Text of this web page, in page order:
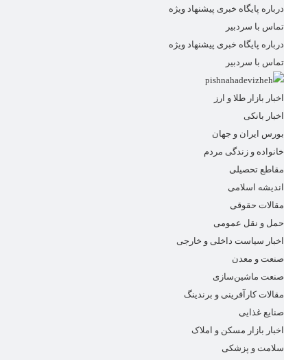
درباره پایگاه خبری پیشنهاد ویژه
تماس با سردبیر
درباره پایگاه خبری پیشنهاد ویژه
تماس با سردبیر
اخبار بازار طلا و ارز
اخبار بانکی
بورس ایران و جهان
خانواده و زندگی مردم
مقاطع تحصیلی
اندیشه اسلامی
مقالات حقوقی
حمل و نقل عمومی
اخبار سیاست داخلی و خارجی
صنعت و معدن
صنعت ماشین‌سازی
مقالات کارآفرینی و برندینگ
صنایع غذایی
اخبار بازار مسکن و املاک
سلامت و پزشکی